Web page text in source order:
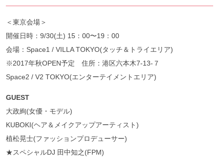
＜東京会場＞
開催⽇時：9/30(⼟) 15：00〜19：00
会場：Space1 / VILLA TOKYO(タッチ＆トライエリア)
※2017年秋OPEN予定 住所：港区六本⽊7-13-７
Space2 / V2 TOKYO(エンターテイメントエリア)
GUEST
大政絢(⼥優・モデル)
KUBOKI(ヘア＆メイクアップアーティスト)
植松晃士(ファッションプロデューサー)
★スペシャルDJ ⽥中知之(FPM)